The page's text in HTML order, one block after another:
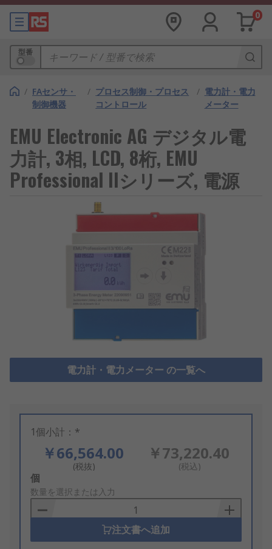
0
型番
/ FAセンサ・
制御機器
/ プロセス制御・プロセス
コントロール
/ 電力計・電力
メーター
EMU Electronic AG デジタル電
力計, 3相, LCD, 8桁, EMU
Professional IIシリーズ, 電源
電力計・電力メーター の一覧へ
1個小計：*
￥66,564.00
(税抜)
￥73,220.40
(税込)
Add
to
Basket
個
数量を選択または入力
注文書へ追加